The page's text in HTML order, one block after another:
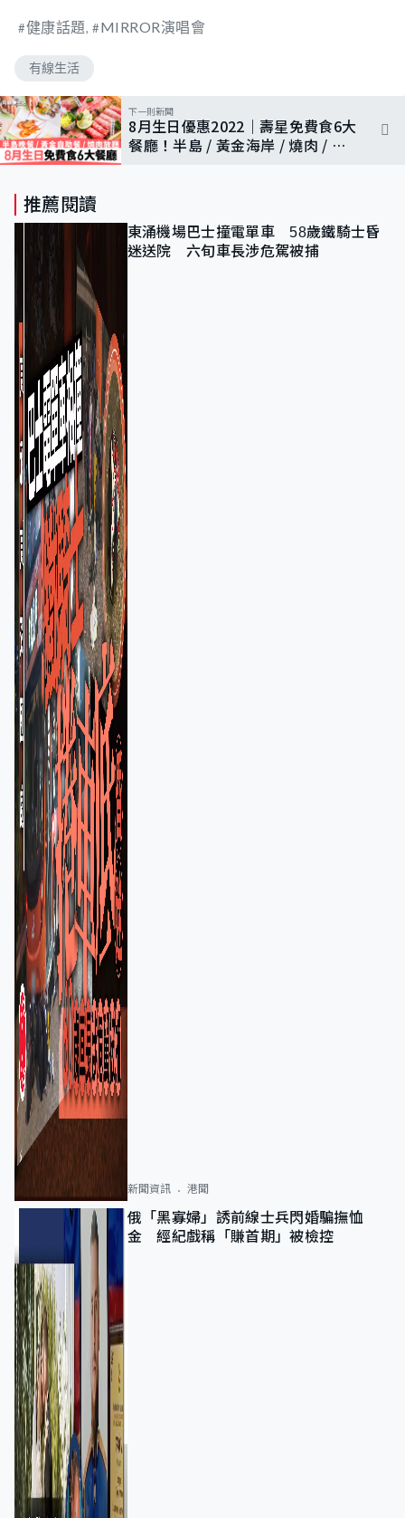
健康話題 MIRROR演唱會
有線生活
下一則新聞
8月生日優惠2022｜壽星免費食6大
餐廳！半島 / 黃金海岸 / 燒肉 / 釣
推薦閱讀
東涌機場巴士撞電單車 58歲鐵騎士昏
迷送院 六旬車長涉危駕被捕
新聞資訊 港聞
俄「黑寡婦」誘前線士兵閃婚騙撫恤
金 經紀戲稱「賺首期」被檢控